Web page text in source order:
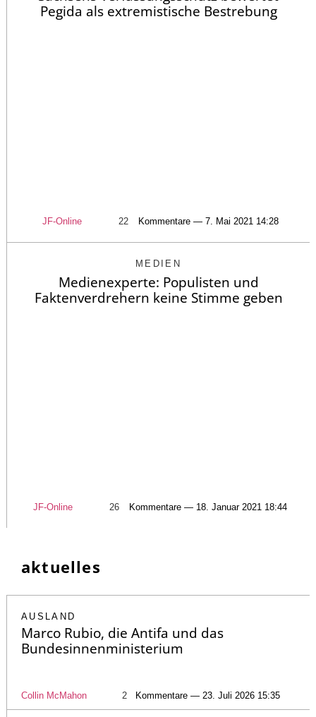
Pegida als extremistische Bestrebung
JF-Online 22 Kommentare — 7. Mai 2021 14:28
MEDIEN
Medienexperte: Populisten und
Faktenverdrehern keine Stimme geben
JF-Online 26 Kommentare — 18. Januar 2021 18:44
aktuelles
AUSLAND
Marco Rubio, die Antifa und das
Bundesinnenministerium
Collin McMahon 2 Kommentare — 23. Juli 2026 15:35